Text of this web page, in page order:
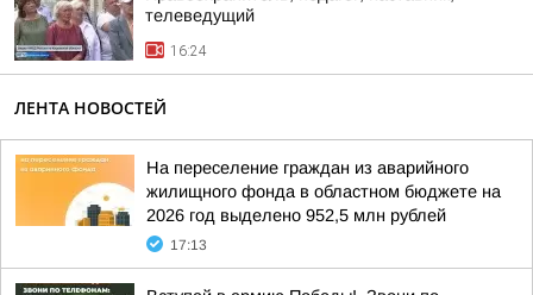
телеведущий
16:24
ЛЕНТА НОВОСТЕЙ
На переселение граждан из аварийного
жилищного фонда в областном бюджете на
2026 год выделено 952,5 млн рублей
17:13